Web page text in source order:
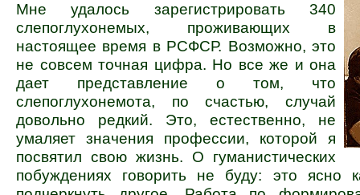
Мне удалось зарегистрировать 340
слепоглухонемых, проживающих в
настоящее время в РСФСР. Возможно, это
не совсем точная цифра. Но все же и она
дает представление о том, что
слепоглухонемота, по счастью, случай
довольно редкий. Это, естественно, не
умаляет значения профессии, которой я
посвятил свою жизнь. О гуманистических
побуждениях говорить не буду: это ясно